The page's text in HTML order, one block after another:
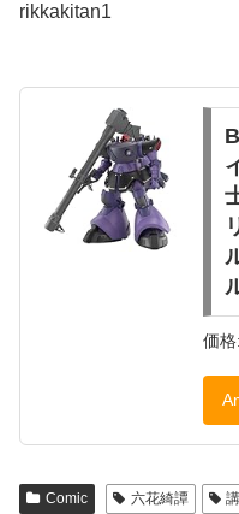
rikkakitan1
価
Comic 六花綺譚